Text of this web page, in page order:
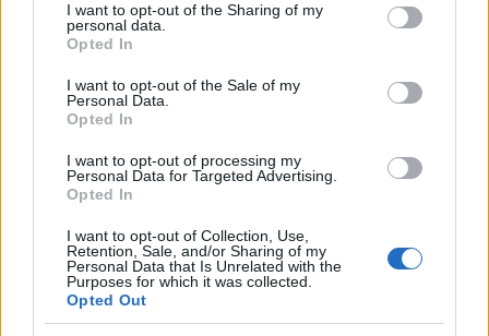
not limited to your visit or usage behaviour. You may click to
grant or deny consent to Google and its third-party tags to
use your data for below specified purposes in below Google
consent section.
I want to opt-out of the Sharing of my
personal data.
Opted In
I want to opt-out of the Sale of my
Personal Data.
Opted In
I want to opt-out of processing my
Personal Data for Targeted Advertising.
Opted In
I want to opt-out of Collection, Use,
Retention, Sale, and/or Sharing of my
Personal Data that Is Unrelated with the
Purposes for which it was collected.
Opted Out
Ακολουθήστε τοinsider.gr στο Google News
πρώτοι όλες τιςειδήσειςαπό την Ελλάδα και τον κόσμο.